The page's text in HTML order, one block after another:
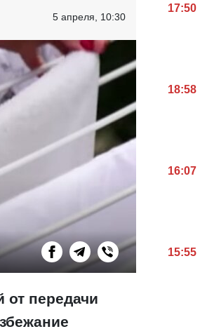
5 апреля, 10:30
от передачи
17:50
18:58
16:07
15:55